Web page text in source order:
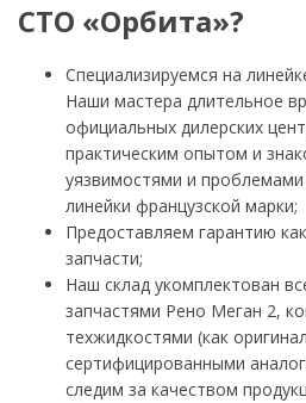
СТО «Орбита»?
Специализируемся на
Наши мастера длительное
официальных дилерских
практическим опытом и
уязвимостями и
линейки французской марки;
Предоставляем гарантию
запчасти;
Наш склад укомплектован
запчастями Рено Меган 2,
техжидкостями (как
сертифицированными
следим за качеством